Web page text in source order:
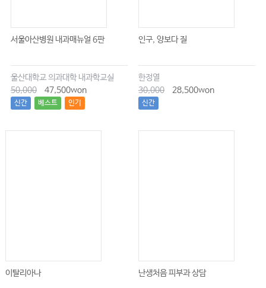
서울아산병원 내과매뉴얼 6판
울산대학교 의과대학 내과학교실
50,000
47,500won
신간 베스트 인기
인구, 양보다 질
한정열
30,000
28,500won
신간
이탈리아나 난생처음 피부과 상담